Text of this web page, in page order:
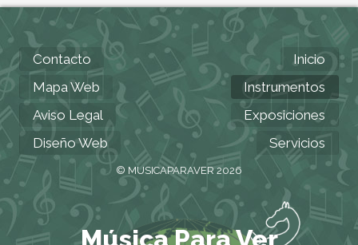
Contacto
Mapa Web
Aviso Legal
Diseño Web
Inicio
Instrumentos
Exposiciones
Servicios
© MUSICAPARAVER 2026
Música Para Ver